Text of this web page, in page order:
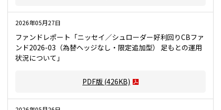
2026年05月27日
ファンドレポート「ニッセイ／シュローダー好利回りCBファ
ンド2026-03（為替ヘッジなし・限定追加型） 足もとの運用
状況について」
PDF版 (426KB)